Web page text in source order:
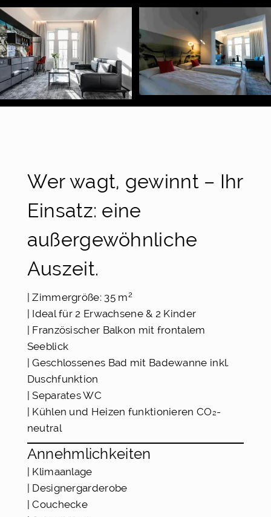
Wer wagt, gewinnt – Ihr
Einsatz: eine
außergewöhnliche
Auszeit.
| Zimmergröße: 35 m2
| Ideal für 2 Erwachsene & 2 Kinder
| Französischer Balkon mit frontalem
Seeblick
| Geschlossenes Bad mit Badewanne inkl.
Duschfunktion
| Separates WC
| Kühlen und Heizen funktionieren CO₂-
neutral
Annehmlichkeiten
| Klimaanlage
| Designergarderobe
| Couchecke